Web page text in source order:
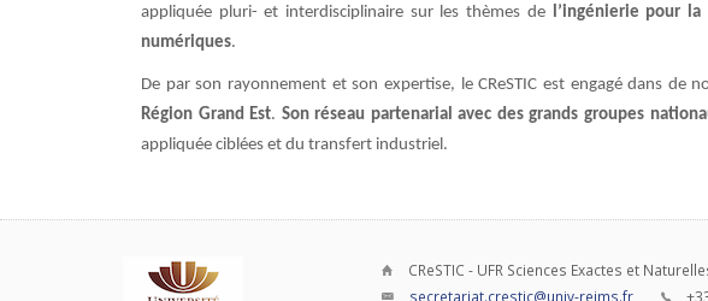
appliquée pluri- et interdisciplinaire sur les thèmes de l’ingénierie pour
numériques.
De par son rayonnement et son expertise, le CReSTIC est engagé dans de
Région Grand Est. Son réseau partenarial avec des grands groupes
appliquée ciblées et du transfert industriel.
CReSTIC - UFR Sciences Exactes et
secretariat.crestic@univ-reims.fr